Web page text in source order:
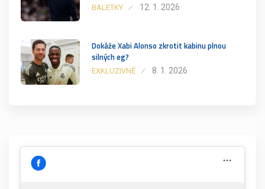
BALETKY 12. 1. 2026
Dokáže Xabi Alonso zkrotit kabinu plnou
silných eg?
EXKLUZIVNĚ 8. 1. 2026